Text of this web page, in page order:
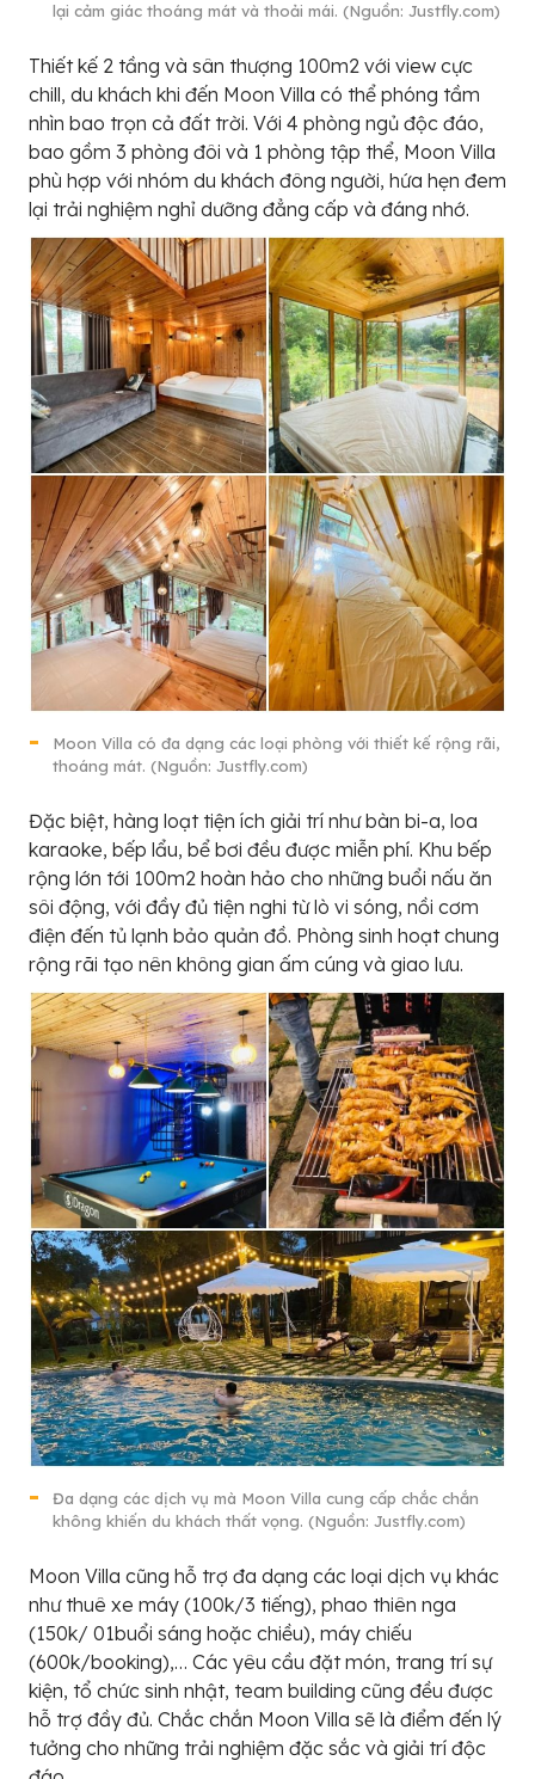
lại cảm giác thoáng mát và thoải mái. (Nguồn: Justfly.com)
Thiết kế 2 tầng và sân thượng 100m2 với view cực
chill, du khách khi đến Moon Villa có thể phóng tầm
nhìn bao trọn cả đất trời. Với 4 phòng ngủ độc đáo,
bao gồm 3 phòng đôi và 1 phòng tập thể, Moon Villa
phù hợp với nhóm du khách đông người, hứa hẹn đem
lại trải nghiệm nghỉ dưỡng đẳng cấp và đáng nhớ.
Moon Villa có đa dạng các loại phòng với thiết kế rộng rãi,
thoáng mát. (Nguồn: Justfly.com)
Đặc biệt, hàng loạt tiện ích giải trí như bàn bi-a, loa
karaoke, bếp lẩu, bể bơi đều được miễn phí. Khu bếp
rộng lớn tới 100m2 hoàn hảo cho những buổi nấu ăn
sôi động, với đầy đủ tiện nghi từ lò vi sóng, nồi cơm
điện đến tủ lạnh bảo quản đồ. Phòng sinh hoạt chung
rộng rãi tạo nên không gian ấm cúng và giao lưu.
Đa dạng các dịch vụ mà Moon Villa cung cấp chắc chắn
không khiến du khách thất vọng. (Nguồn: Justfly.com)
Moon Villa cũng hỗ trợ đa dạng các loại dịch vụ khác
như thuê xe máy (100k/3 tiếng), phao thiên nga
(150k/ 01buổi sáng hoặc chiều), máy chiếu
(600k/booking),… Các yêu cầu đặt món, trang trí sự
kiện, tổ chức sinh nhật, team building cũng đều được
hỗ trợ đầy đủ. Chắc chắn Moon Villa sẽ là điểm đến lý
tưởng cho những trải nghiệm đặc sắc và giải trí độc